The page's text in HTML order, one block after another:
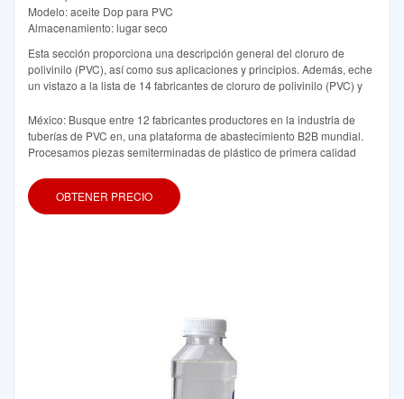
Modelo: aceite Dop para PVC
Almacenamiento: lugar seco
Esta sección proporciona una descripción general del cloruro de
polivinilo (PVC), así como sus aplicaciones y principios. Además, eche
un vistazo a la lista de 14 fabricantes de cloruro de polivinilo (PVC) y
México: Busque entre 12 fabricantes productores en la industria de
tuberías de PVC en, una plataforma de abastecimiento B2B mundial.
Procesamos piezas semiterminadas de plástico de primera calidad
OBTENER PRECIO